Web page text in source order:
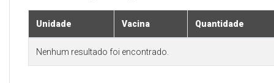
Unidade Vacina Quantidade
Nenhum resultado foi encontrado.